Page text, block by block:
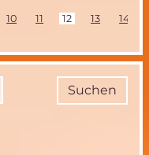
über
Virtual
Reality
Mars
Simulationsmission
10 11 12 13 14
Suchen